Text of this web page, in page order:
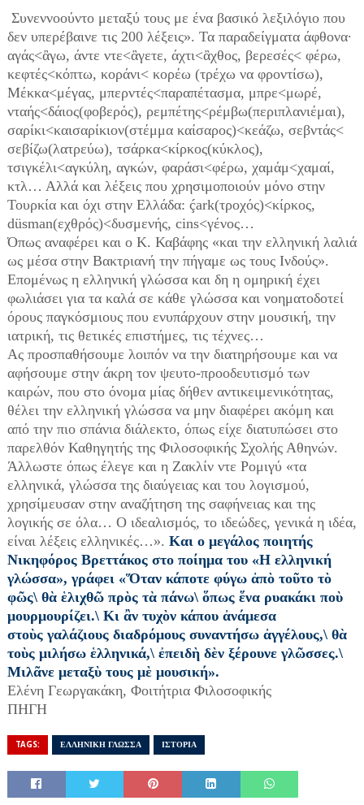
Συνεννοούντο μεταξύ τους με ένα βασικό λεξιλόγιο που
δεν υπερέβαινε τις 200 λέξεις». Τα παραδείγματα άφθονα·
αγάς<ἂγω, άντε ντε<ἂγετε, άχτι<ἂχθος, βερεσές< φέρω,
κεφτές<κόπτω, κοράνι< κορέω (τρέχω να φροντίσω),
Μέκκα<μέγας, μπερντές<παραπέτασμα, μπρε<μωρέ,
νταής<δάιος(φοβερός), ρεμπέτης<ρέμβω(περιπλανιέμαι),
σαρίκι<καισαρίκιον(στέμμα καίσαρος)<κεάζω, σεβντάς<
σεβίζω(λατρεύω), τσάρκα<κίρκος(κύκλος),
τσιγκέλι<αγκύλη, αγκών, φαράσι<φέρω, χαμάμ<χαμαί,
κτλ… Αλλά και λέξεις που χρησιμοποιούν μόνο στην
Τουρκία και όχι στην Ελλάδα: ḉark(τροχός)<κίρκος,
düsman(εχθρός)<δυσμενής, cins<γένος…
Όπως αναφέρει και ο Κ. Καβάφης «και την ελληνική λαλιά
ως μέσα στην Βακτριανή την πήγαμε ως τους Ινδούς».
Επομένως η ελληνική γλώσσα και δη η ομηρική έχει
φωλιάσει για τα καλά σε κάθε γλώσσα και νοηματοδοτεί
όρους παγκόσμιους που ενυπάρχουν στην μουσική, την
ιατρική, τις θετικές επιστήμες, τις τέχνες…
Ας προσπαθήσουμε λοιπόν να την διατηρήσουμε και να
αφήσουμε στην άκρη τον ψευτο-προοδευτισμό των
καιρών, που στο όνομα μίας δήθεν αντικειμενικότητας,
θέλει την ελληνική γλώσσα να μην διαφέρει ακόμη και
από την πιο σπάνια διάλεκτο, όπως είχε διατυπώσει στο
παρελθόν Καθηγητής της Φιλοσοφικής Σχολής Αθηνών.
Άλλωστε όπως έλεγε και η Ζακλίν ντε Ρομιγύ «τα
ελληνικά, γλώσσα της διαύγειας και του λογισμού,
χρησίμευσαν στην αναζήτηση της σαφήνειας και της
λογικής σε όλα… Ο ιδεαλισμός, το ιδεώδες, γενικά η ιδέα,
είναι λέξεις ελληνικές…». Και ο μεγάλος ποιητής
Νικηφόρος Βρεττάκος στο ποίημα του «Η ελληνική
γλώσσα», γράφει «Ὅταν κάποτε φύγω ἀπὸ τοῦτο τὸ
φῶς\ θὰ ἑλιχθῶ πρὸς τὰ πάνω\ ὅπως ἕνα ρυακάκι ποὺ
μουρμουρίζει.\ Κι ἂν τυχὸν κάπου ἀνάμεσα
στοὺς γαλάζιους διαδρόμους συναντήσω ἀγγέλους,\ θὰ
τοὺς μιλήσω ἑλληνικά,\ ἐπειδὴ δὲν ξέρουνε γλῶσσες.\
Μιλᾶνε μεταξὺ τους μὲ μουσική».
Ελένη Γεωργακάκη, Φοιτήτρια Φιλοσοφικής
ΠΗΓΗ
TAGS: ΕΛΛΗΝΙΚΗ ΓΛΩΣΣΑ ΙΣΤΟΡΙΑ